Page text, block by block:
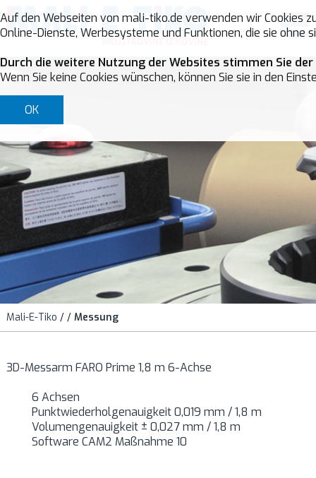
Mali-E-Tiko / / Messung
3D-Messarm FARO Prime 1,8 m 6-Achse
6 Achsen
Punktwiederholgenauigkeit 0,019 mm / 1,8 m
Volumengenauigkeit ± 0,027 mm / 1,8 m
Software CAM2 Maßnahme 10
Auf den Webseiten von mali-tiko.de verwenden wir Cookies
Online-Dienste, Werbesysteme und Funktionen, die sie ohne
Durch die weitere Nutzung der Websites stimmen Sie
Wenn Sie keine Cookies wünschen, können Sie sie in den
OK